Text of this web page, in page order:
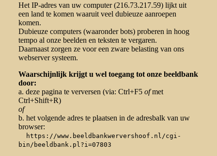
Het IP-adres van uw computer (216.73.217.59) lijkt uit
een land te komen waaruit veel dubieuze aanroepen
komen.
Dubieuze computers (waaronder bots) proberen in hoog
tempo al onze beelden en teksten te vergaren.
Daarnaast zorgen ze voor een zware belasting van ons
webserver systeem.
Waarschijnlijk krijgt u wel toegang tot onze beeldbank
door:
a. deze pagina te verversen (via: Ctrl+F5 ofmet
Ctrl+Shift+R)
of
b. het volgende adres te plaatsen in de adresbalk van uw
browser:
https://www.beeldbankwervershoof.nl/cgi-
bin/beeldbank.pl?i=07803